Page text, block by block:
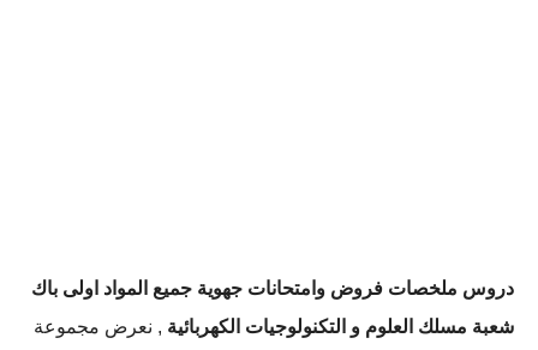
دروس ملخصات فروض وامتحانات جهوية جميع المواد اولى باك
شعبة مسلك العلوم و التكنولوجيات الكهربائية , نعرض مجموعة